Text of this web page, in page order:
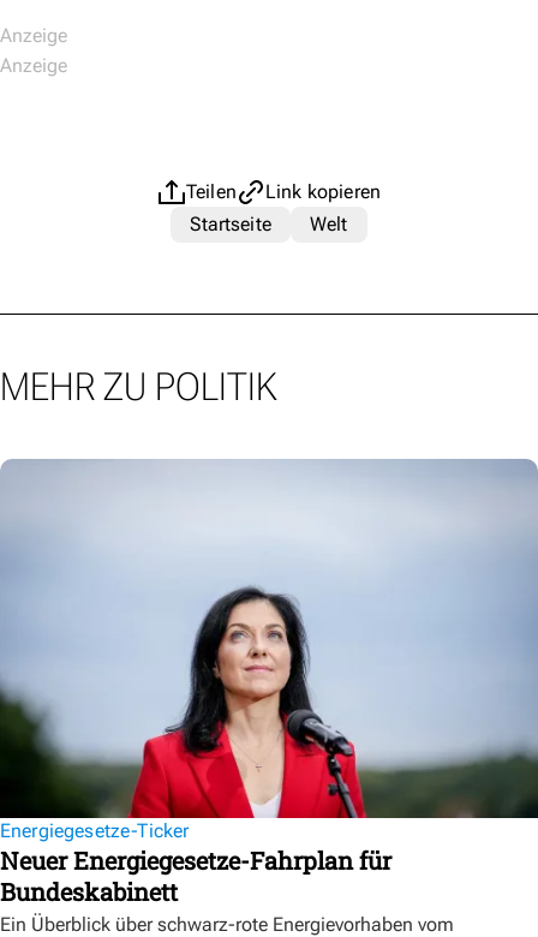
Teilen
Link kopieren
Startseite
Welt
MEHR ZU POLITIK
Energiegesetze-Ticker
Neuer Energiegesetze-Fahrplan für
Bundeskabinett
Ein Überblick über schwarz-rote Energievorhaben vom